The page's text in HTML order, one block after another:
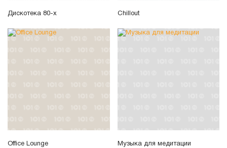
Дискотека 80-х Chillout
Office Lounge Музыка для медитации